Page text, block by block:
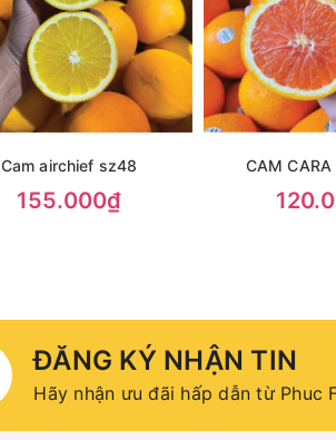
Cam airchief sz48
155.000₫
CAM
ĐĂNG KÝ NHẬN TIN
Hãy nhận ưu đãi hấp dẫn từ Phuc